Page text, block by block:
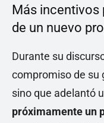
Más incentivos
de un nuevo
Durante su
compromiso de su
sino que adelantó
próximamente un